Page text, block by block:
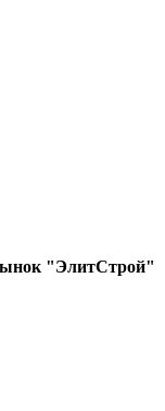
"ЭлитСтрой"